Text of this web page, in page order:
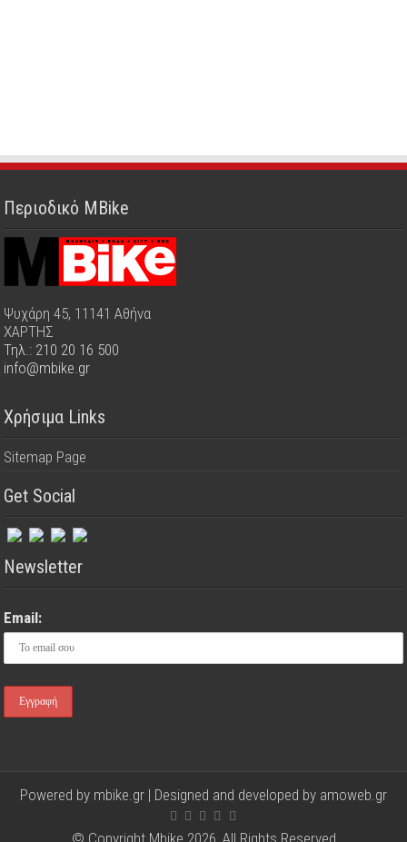
Περιοδικό MBike
Ψυχάρη 45, 11141 Αθήνα
ΧΑΡΤΗΣ
Τηλ.: 210 20 16 500
info@mbike.gr
Χρήσιμα Links
Sitemap Page
Get Social
Newsletter
Email:
Powered by mbike.gr | Designed and developed by amoweb.gr
© Copyright Mbike 2026, All Rights Reserved